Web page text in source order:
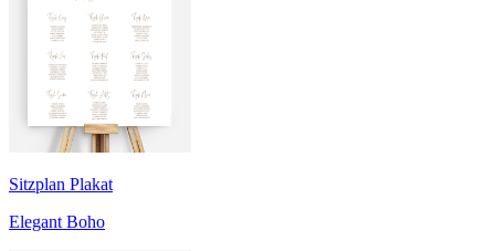
Sitzplan Plakat
Elegant Boho